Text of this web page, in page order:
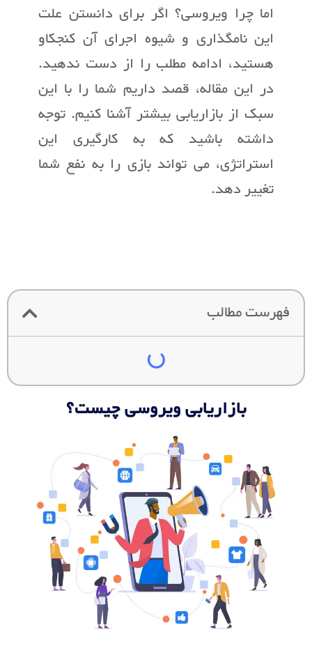
اما چرا ویروسی؟ اگر برای دانستن علت
این نامگذاری و شیوه اجرای آن کنجکاو
هستید، ادامه مطلب را از دست ندهید.
در این مقاله، قصد داریم شما را با این
سبک از بازاریابی بیشتر آشنا کنیم. توجه
داشته باشید که به کارگیری این
استراتژی، می تواند بازی را به نفع شما
تغییر دهد.
فهرست مطالب
بازاریابی ویروسی چیست؟